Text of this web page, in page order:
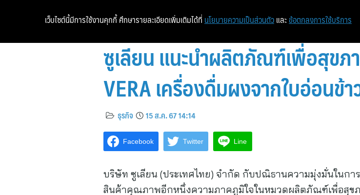
หน้าแรก ท่องเที่ยว
ซูเลียน แนะนำผลิตภัณฑ์เพื่อสุขภ
VERA เครื่องดื่มผงจากใบอ่อนข้
ธุรกิจ 15 ส.ค. 67 14:14
Facebook Twitter Line
บริษัท ซูเลียน (ประเทศไทย) จำกัด กับปณิธานความมุ่งมั่นในกา
สินค้าคุณภาพอีกหนึ่งความภาคภูมิใจในหมวดผลิตภัณฑ์เพื่อสุข
เว็บไซต์นี้มีการใช้งานคุกกี้ ศึกษารายละเอียดเพิ่มเติมได้ที่ นโยบายความเป็นส่วนตัว และ ข้อตกลงการใช้บริการ